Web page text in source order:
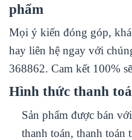
phẩm
Mọi ý kiến đóng góp,
hay liên hệ ngay với
368862. Cam kết 100%
Hình thức thanh
Sản phẩm được bán
thanh toán, thanh toán